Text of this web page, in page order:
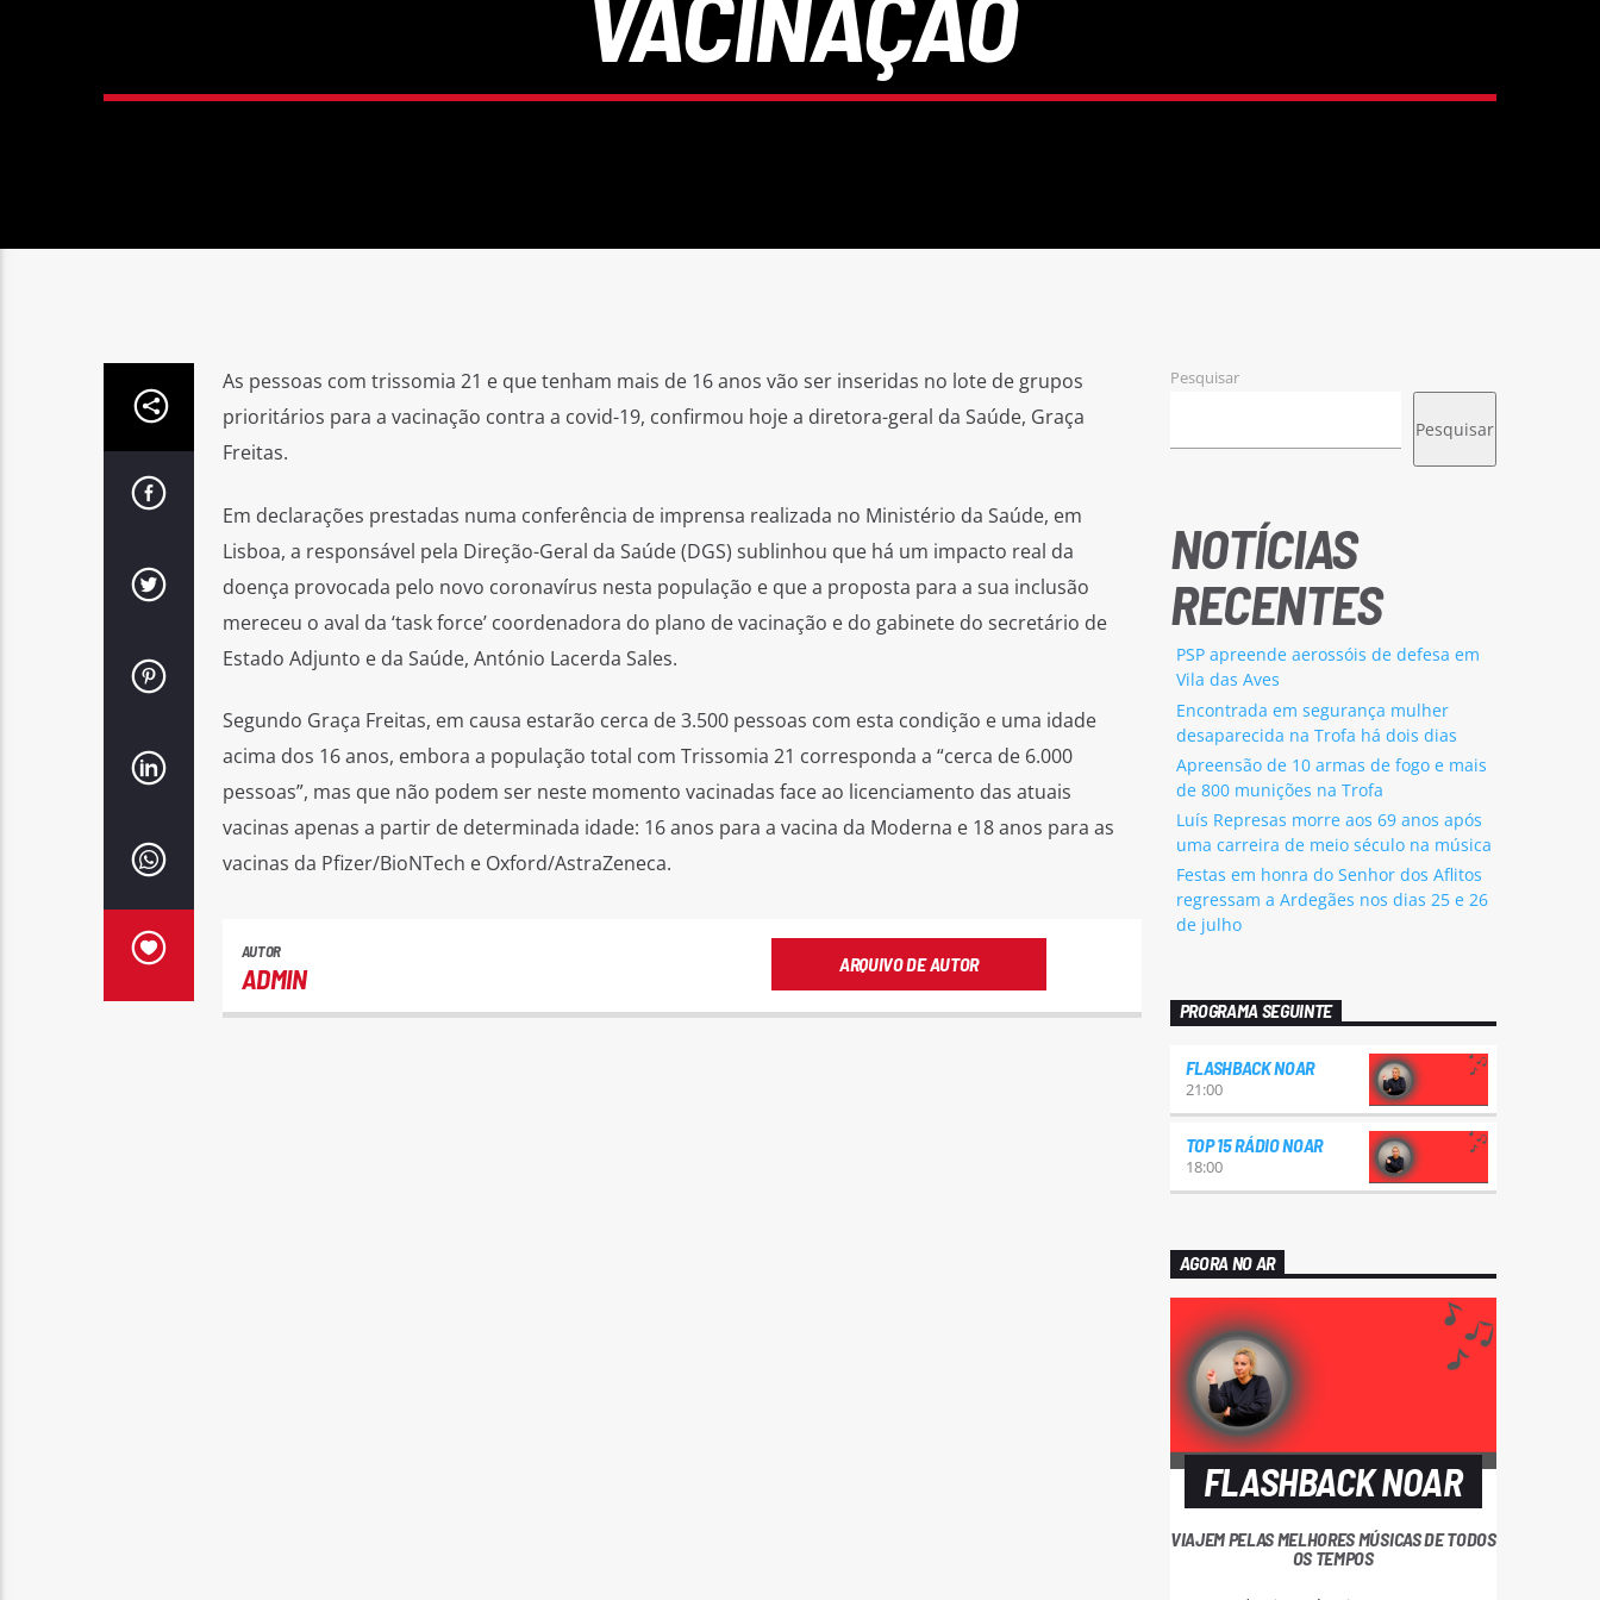
As pessoas com trissomia 21 e que tenham mais de 16 anos vão ser inseridas no lote de grupos
prioritários para a vacinação contra a covid-19, confirmou hoje a diretora-geral da Saúde, Graça
Freitas.
Em declarações prestadas numa conferência de imprensa realizada no Ministério da Saúde, em
Lisboa, a responsável pela Direção-Geral da Saúde (DGS) sublinhou que há um impacto real da
doença provocada pelo novo coronavírus nesta população e que a proposta para a sua inclusão
mereceu o aval da ‘task force’ coordenadora do plano de vacinação e do gabinete do secretário de
Estado Adjunto e da Saúde, António Lacerda Sales.
Segundo Graça Freitas, em causa estarão cerca de 3.500 pessoas com esta condição e uma idade
acima dos 16 anos, embora a população total com Trissomia 21 corresponda a “cerca de 6.000
pessoas”, mas que não podem ser neste momento vacinadas face ao licenciamento das atuais
vacinas apenas a partir de determinada idade: 16 anos para a vacina da Moderna e 18 anos para as
vacinas da Pfizer/BioNTech e Oxford/AstraZeneca.
AUTOR
ADMIN ARQUIVO DE AUTOR
Pesquisar
Pesquisar
NOTÍCIAS
RECENTES
PSP apreende aerossóis de defesa em
Vila das Aves
Encontrada em segurança mulher
desaparecida na Trofa há dois dias
Apreensão de 10 armas de fogo e mais
de 800 munições na Trofa
Luís Represas morre aos 69 anos após
uma carreira de meio século na música
Festas em honra do Senhor dos Aflitos
regressam a Ardegães nos dias 25 e 26
de julho
PROGRAMA SEGUINTE
FLASHBACK NOAR
21:00
TOP 15 RÁDIO NOAR
18:00
AGORA NO AR
FLASHBACK NOAR
VIAJEM PELAS MELHORES MÚSICAS DE TODOS
OS TEMPOS